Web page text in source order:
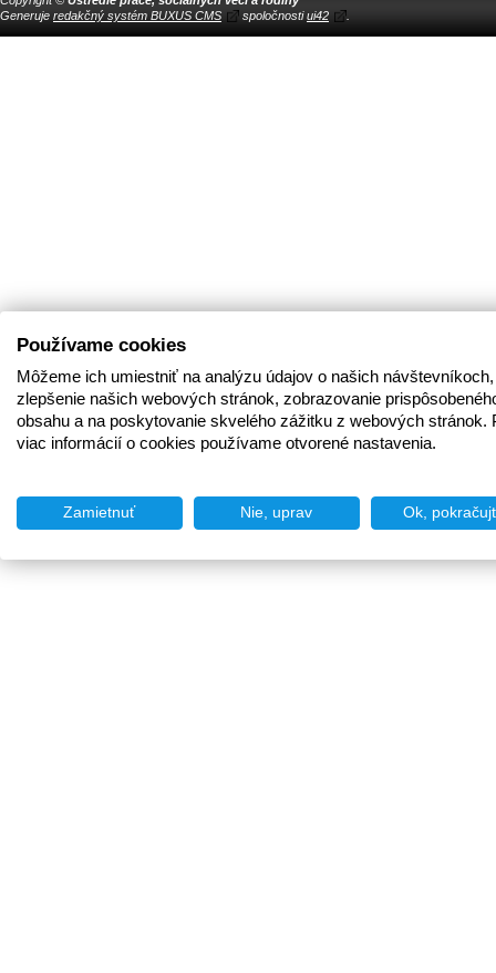
Generuje redakčný systém BUXUS CMS spoločnostiui42
Používame cookies
Môžeme ich umiestniť na analýzu údajov o našich
zlepšenie našich webových stránok, zobrazovanie
obsahu a na poskytovanie skvelého zážitku z webových stránok.
viac informácií o cookies používame otvorené nastavenia.
Zamietnuť Nie, uprav Ok,